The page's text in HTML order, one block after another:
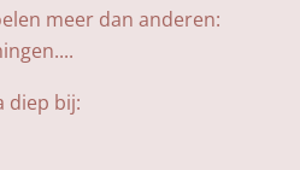
meer dan anderen:
diep bij: